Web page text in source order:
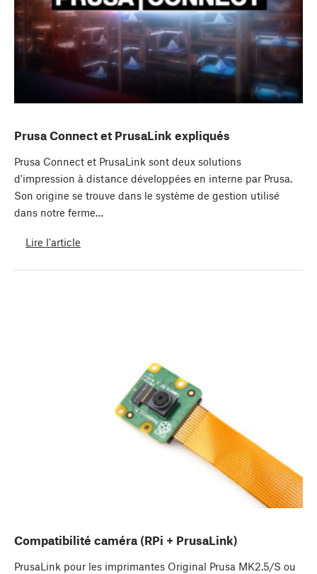
Prusa Connect et PrusaLink expliqués
Prusa Connect et PrusaLink sont deux solutions
d'impression à distance développées en interne par Prusa.
Son origine se trouve dans le système de gestion utilisé
dans notre ferme…
Lire l'article
Compatibilité caméra (RPi + PrusaLink)
PrusaLink pour les imprimantes Original Prusa MK2.5/S ou